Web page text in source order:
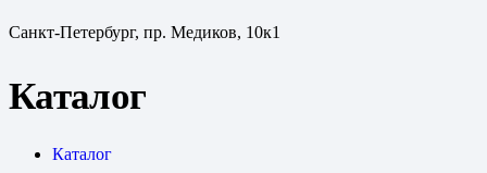
Санкт-Петербург, пр. Медиков, 10к1
Каталог
Каталог